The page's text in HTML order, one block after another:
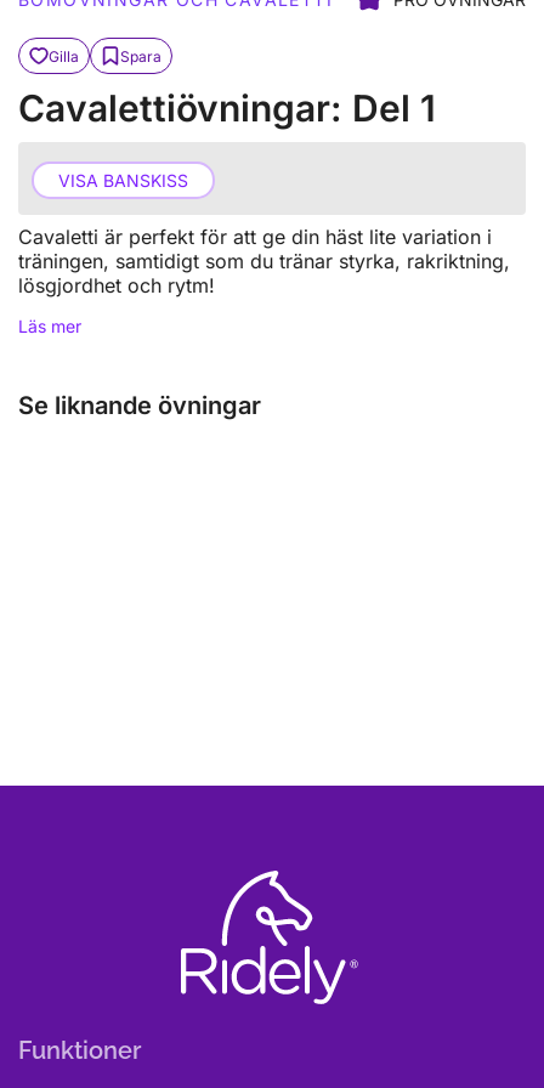
Gilla Spara
Cavalettiövningar: Del 1
Cavaletti är perfekt för att ge din häst lite variation i
träningen, samtidigt som du tränar styrka, rakriktning,
lösgjordhet och rytm!
Läs mer
VISA BANSKISS
Se liknande övningar
Funktioner